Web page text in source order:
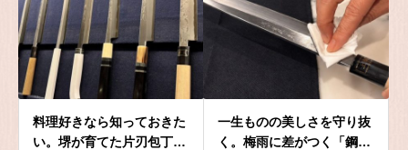
料理好きなら知っておきた
い。堺が育てた片刃包丁…
一生ものの美しさを守り抜
く。梅雨に差がつく「鋼…